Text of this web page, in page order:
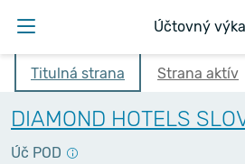
Účtovný
Titulná strana Strana aktív
DIAMOND HOTELS
Úč POD